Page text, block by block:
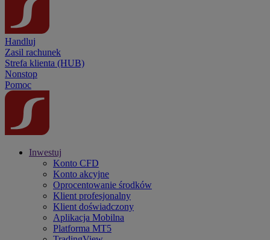
Handluj
Zasil rachunek
Strefa klienta (HUB)
Nonstop
Pomoc
Inwestuj
Konto CFD
Konto akcyjne
Oprocentowanie środków
Klient profesjonalny
Klient doświadczony
Aplikacja Mobilna
Platforma MT5